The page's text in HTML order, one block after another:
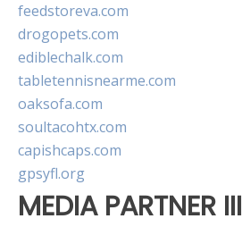
feedstoreva.com
drogopets.com
ediblechalk.com
tabletennisnearme.com
oaksofa.com
soultacohtx.com
capishcaps.com
gpsyfl.org
MEDIA PARTNER III